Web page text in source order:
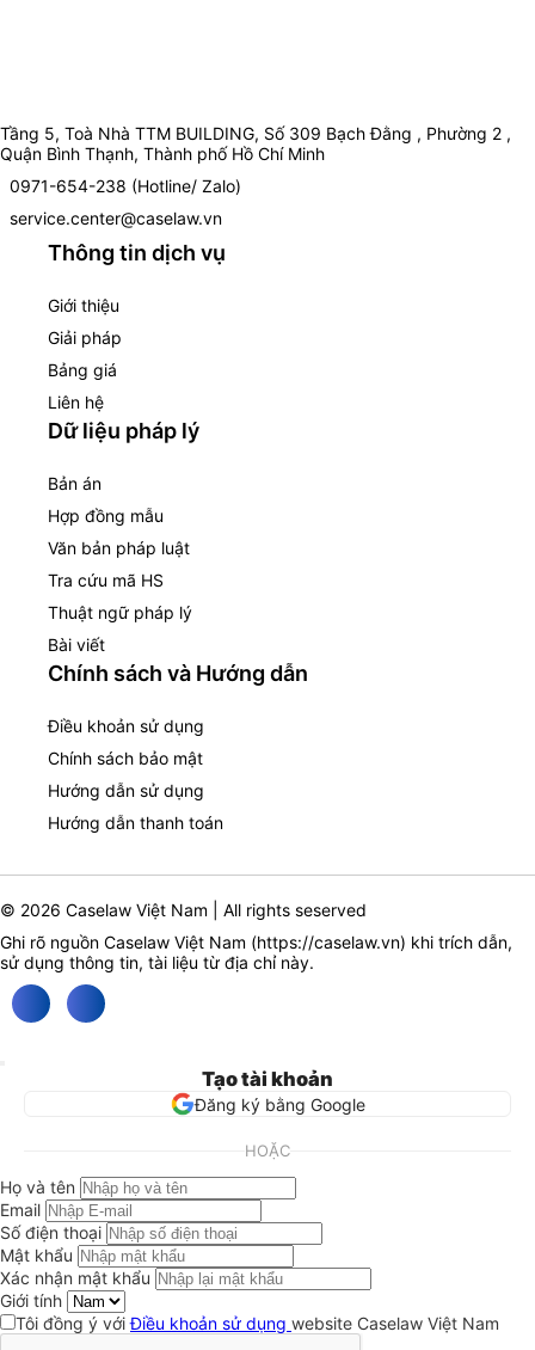
Tầng 5, Toà Nhà TTM BUILDING, Số 309 Bạch Đằng , Phường 2 ,
Quận Bình Thạnh, Thành phố Hồ Chí Minh
0971-654-238 (Hotline/ Zalo)
service.center@caselaw.vn
Thông tin dịch vụ
Giới thiệu
Giải pháp
Bảng giá
Liên hệ
Dữ liệu pháp lý
Bản án
Hợp đồng mẫu
Văn bản pháp luật
Tra cứu mã HS
Thuật ngữ pháp lý
Bài viết
Chính sách và Hướng dẫn
Điều khoản sử dụng
Chính sách bảo mật
Hướng dẫn sử dụng
Hướng dẫn thanh toán
© 2026 Caselaw Việt Nam | All rights seserved
Ghi rõ nguồn Caselaw Việt Nam (https://caselaw.vn) khi trích dẫn,
sử dụng thông tin, tài liệu từ địa chỉ này.
Tạo tài khoản
Đăng ký bằng Google
HOẶC
Họ và tên
Email
Số điện thoại
Mật khẩu
Xác nhận mật khẩu
Giới tính
Tôi đồng ý vớiĐiều khoản sử dụng website Caselaw Việt Nam